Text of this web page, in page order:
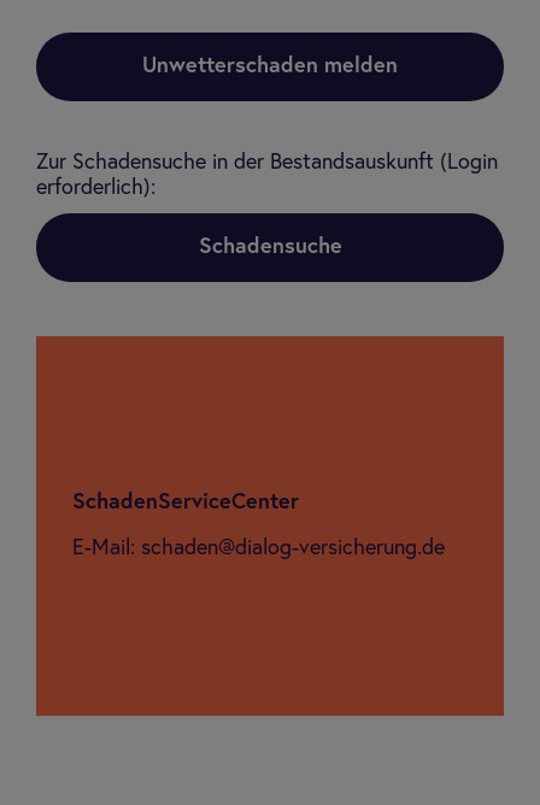
Unwetterschaden melden
Zur Schadensuche in der Bestandsauskunft (Login
erforderlich):
Schadensuche
Scha­den­Ser­vice­Cen­ter
E-Mail: schaden@dialog-versicherung.de